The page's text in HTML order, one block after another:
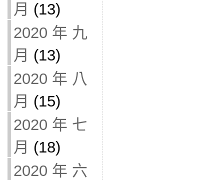
月 (13)
2020 年 九
月 (13)
2020 年 八
月 (15)
2020 年 七
月 (18)
2020 年 六